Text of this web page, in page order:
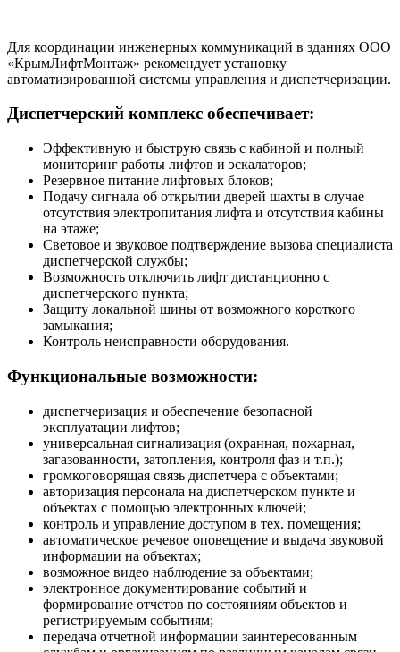
Для координации инженерных коммуникаций в зданиях ООО
«КрымЛифтМонтаж» рекомендует установку
автоматизированной системы управления и диспетчеризации.
Диспетчерский комплекс обеспечивает:
Эффективную и быструю связь с кабиной и полный
мониторинг работы лифтов и эскалаторов;
Резервное питание лифтовых блоков;
Подачу сигнала об открытии дверей шахты в случае
отсутствия электропитания лифта и отсутствия кабины
на этаже;
Световое и звуковое подтверждение вызова специалиста
диспетчерской службы;
Возможность отключить лифт дистанционно с
диспетчерского пункта;
Защиту локальной шины от возможного короткого
замыкания;
Контроль неисправности оборудования.
Функциональные возможности:
диспетчеризация и обеспечение безопасной
эксплуатации лифтов;
универсальная сигнализация (охранная, пожарная,
загазованности, затопления, контроля фаз и т.п.);
громкоговорящая связь диспетчера с объектами;
авторизация персонала на диспетчерском пункте и
объектах с помощью электронных ключей;
контроль и управление доступом в тех. помещения;
автоматическое речевое оповещение и выдача звуковой
информации на объектах;
возможное видео наблюдение за объектами;
электронное документирование событий и
формирование отчетов по состояниям объектов и
регистрируемым событиям;
передача отчетной информации заинтересованным